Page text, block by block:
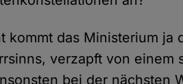
kommt das Ministerium ja
verzapft von einem
bei der nächsten